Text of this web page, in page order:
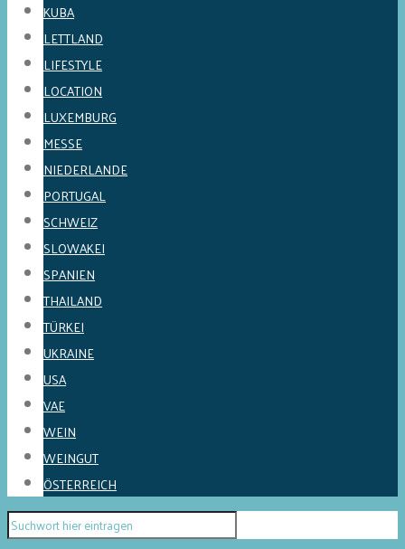
KUBA
LETTLAND
LIFESTYLE
LOCATION
LUXEMBURG
MESSE
NIEDERLANDE
PORTUGAL
SCHWEIZ
SLOWAKEI
SPANIEN
THAILAND
TÜRKEI
UKRAINE
USA
VAE
WEIN
WEINGUT
ÖSTERREICH